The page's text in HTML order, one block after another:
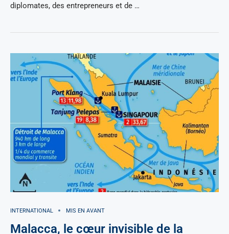
diplomates, des entrepreneurs et de …
INTERNATIONAL MIS EN AVANT
Malacca, le cœur invisible de la